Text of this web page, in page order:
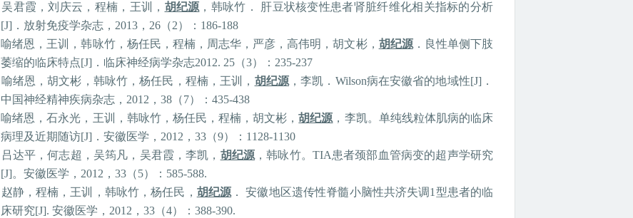
吴君霞，刘庆云，程楠，王训， 胡纪源 ，韩咏竹．
肝豆状核变性患者肾脏纤维化相关指标的分析
[J] ．放射免疫学杂志， 2013 ， 26 （2）： 186-188
喻绪恩，王训，韩咏竹，杨任民，程楠，周志华，严彦，高伟明，胡文彬， 胡纪源．良性单侧下肢
萎缩的临床特点[J] ．临床神经病学杂志2012. 25 （3）： 235-237
喻绪恩，胡文彬，韩咏竹，杨任民，程楠，王训， 胡纪源，李凯． Wilson病在安徽省的地域性[J]．
中国神经精神疾病杂志， 2012 ， 38 （7）： 435-438
喻绪恩，石永光，王训，韩咏竹，杨任民，程楠，胡文彬，胡纪源 ，李凯。单纯线粒体肌病的临床
病理及近期随访[J] ．安徽医学， 2012 ， 33 （9）： 1128-1130
吕达平，何志超，吴筠凡， 吴君霞，李凯， 胡纪源 ，韩咏竹。 TIA患者颈部血管病变的超声学研究
[J]。安徽医学， 2012 ， 33 （5）： 585-588.
赵静，程楠，王训，韩咏竹，杨任民， 胡纪源 ． 安徽地区遗传性脊髓小脑性共济失调1 型患者的临
床研究[J]. 安徽医学， 2012 ， 33 （4）： 388-390.